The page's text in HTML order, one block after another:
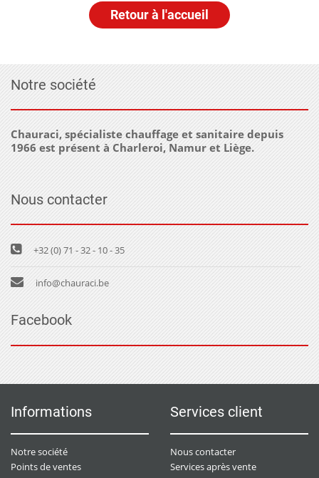
Retour à l'accueil
Notre société
Chauraci, spécialiste chauffage et sanitaire depuis
1966 est présent à Charleroi, Namur et Liège.
Nous contacter
+32 (0) 71 - 32 - 10 - 35
info@chauraci.be
Facebook
Informations
Notre société
Points de ventes
Services client
Nous contacter
Services après vente